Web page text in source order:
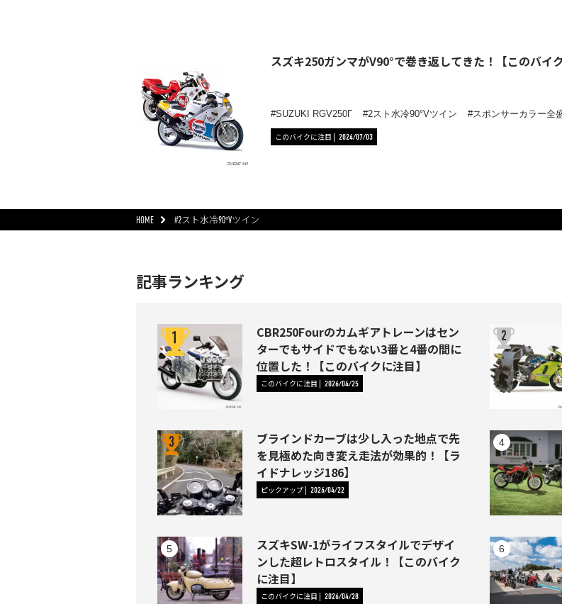
スズキ250ガンマがV90°で巻き返してきた！【このバイ
SUZUKI RGV250Γ 2スト水冷90°Vツイン スポンサーカラー全
このバイクに注目 2024/07/03
HOME #2スト水冷90°Vツイン
記事ランキング
CBR250Fourのカムギアトレーンはセン
ターでもサイドでもない3番と4番の間に
位置した！【このバイクに注目】
このバイクに注目 2026/04/25
ブラインドカーブは少し入った地点で先
を見極めた向き変え走法が効果的！【ラ
イドナレッジ186】
ピックアップ 2026/04/22
スズキSW-1がライフスタイルでデザイ
ンした超レトロスタイル！【このバイク
に注目】
このバイクに注目 2026/04/28